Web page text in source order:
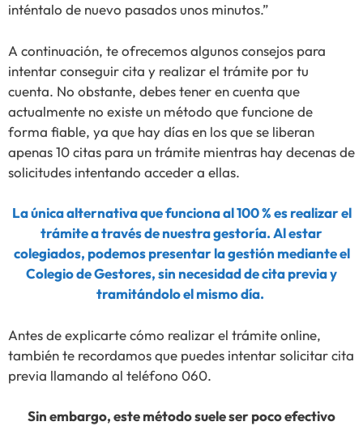
inténtalo de nuevo pasados unos minutos.”
A continuación, te ofrecemos algunos consejos para
intentar conseguir cita y realizar el trámite por tu
cuenta. No obstante, debes tener en cuenta que
actualmente no existe un método que funcione de
forma fiable, ya que hay días en los que se liberan
apenas 10 citas para un trámite mientras hay decenas de
solicitudes intentando acceder a ellas.
La única alternativa que funciona al 100 % es realizar el
trámite a través de nuestra gestoría. Al estar
colegiados, podemos presentar la gestión mediante el
Colegio de Gestores, sin necesidad de cita previa y
tramitándolo el mismo día.
Antes de explicarte cómo realizar el trámite online,
también te recordamos que puedes intentar solicitar cita
previa llamando al teléfono 060.
Sin embargo, este método suele ser poco efectivo